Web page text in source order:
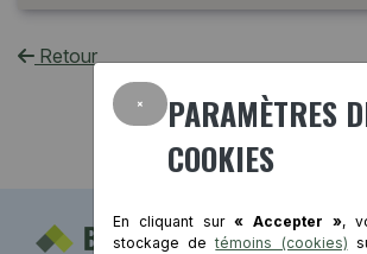
Retour
×
PARAMÈTRES
COOKIES
En cliquant sur « Accepter »,
stockage detémoins (cookies)